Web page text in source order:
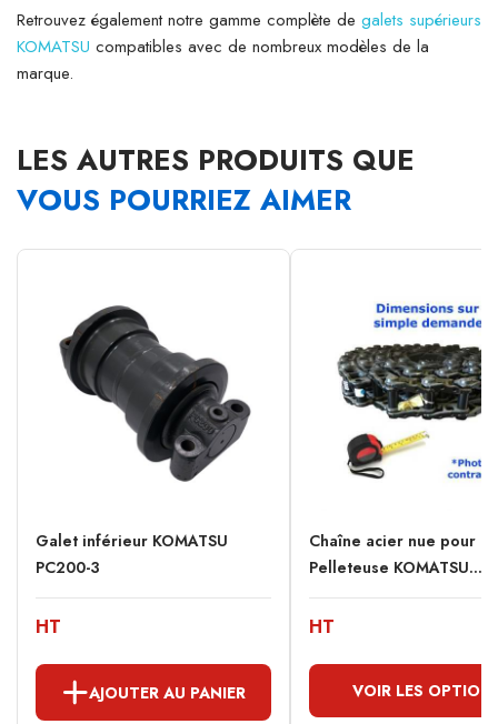
Retrouvez également notre gamme complète de galets supérieurs
KOMATSU compatibles avec de nombreux modèles de la
marque.
LES AUTRES PRODUITS QUE
VOUS POURRIEZ AIMER
Galet inférieur KOMATSU
PC200-3
HT
AJOUTER AU PANIER
Chaîne acier nue pour
Pelleteuse KOMATSU...
HT
VOIR LES